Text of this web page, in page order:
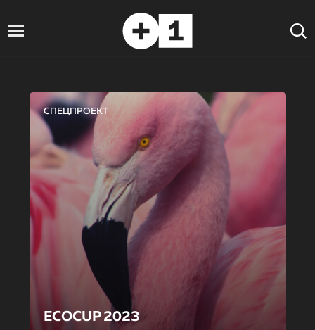
СПЕЦПРОЕКТ
ECOCUP 2023